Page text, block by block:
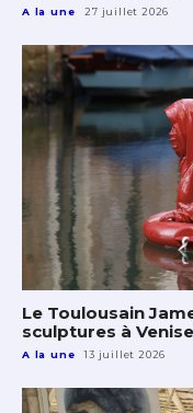
A la une 27 juillet 2026
Le Toulousain
sculptures à Venise
A la une 13 juillet 2026